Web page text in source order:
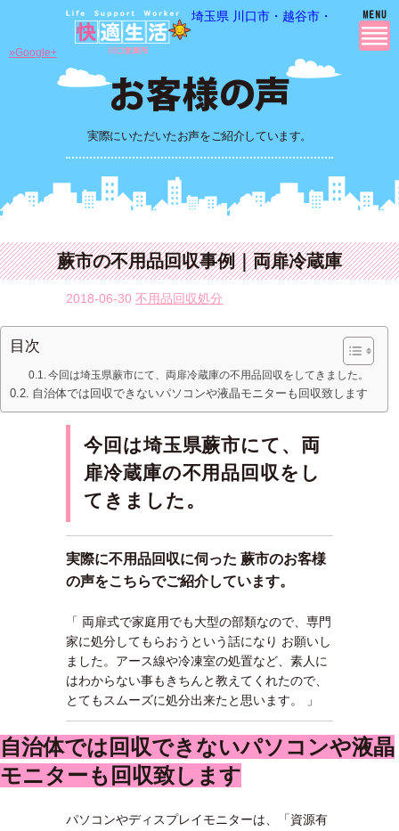
埼玉県 川口市・越谷市・さいたま
実際にいただいたお声をご紹介しています。
»Google+
蕨市の不用品回収事例｜両扉冷蔵庫
2018-06-30 不用品回収処分
目次
今回は埼玉県蕨市にて、両扉冷蔵庫の不用品回収をしてきました。
自治体では回収できないパソコンや液晶モニターも回収致します
今回は埼玉県蕨市にて、両
扉冷蔵庫の不用品回収をし
てきました。
実際に不用品回収に伺った 蕨市のお客様
の声をこちらでご紹介しています。
「 両扉式で家庭用でも大型の部類なので、専門
家に処分してもらおうという話になり お願いし
ました。アース線や冷凍室の処置など、素人に
はわからない事もきちんと教えてくれたので、
とてもスムーズに処分出来たと思います。 」
自治体では回収できないパソコンや液晶
モニターも回収致します
パソコンやディスプレイモニターは、「資源有